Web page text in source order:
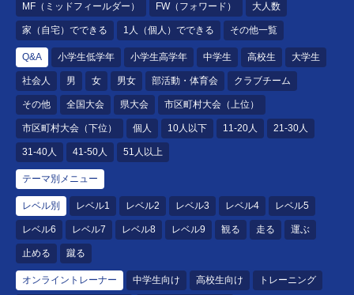
MF（ミッドフィールダー） FW（フォワード） 大人数
家（自宅）でできる 1人（個人）でできる その他一覧
Q&A 小学生低学年 小学生高学年 中学生 高校生 大学生
社会人 男 女 男女 部活動・体育会 クラブチーム
その他 全国大会 県大会 市区町村大会（上位）
市区町村大会（下位） 個人 10人以下 11-20人 21-30人
31-40人 41-50人 51人以上
テーマ別メニュー
レベル別 レベル1 レベル2 レベル3 レベル4 レベル5
レベル6 レベル7 レベル8 レベル9 観る 走る 運ぶ
止める 蹴る
オンライントレーナー 中学生向け 高校生向け トレーニング